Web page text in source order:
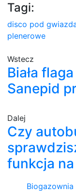
Tagi:
disco pod
plenerowe
Wstecz
Biała
Sanepid
Dalej
Czy
funkcja